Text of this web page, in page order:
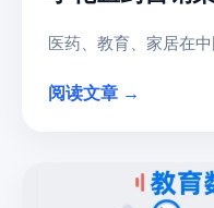
医药、教育、家居在
阅读文章 →